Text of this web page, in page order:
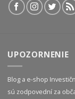
UPOZORNENIE
Blog a e-shop
sú zodpovední za